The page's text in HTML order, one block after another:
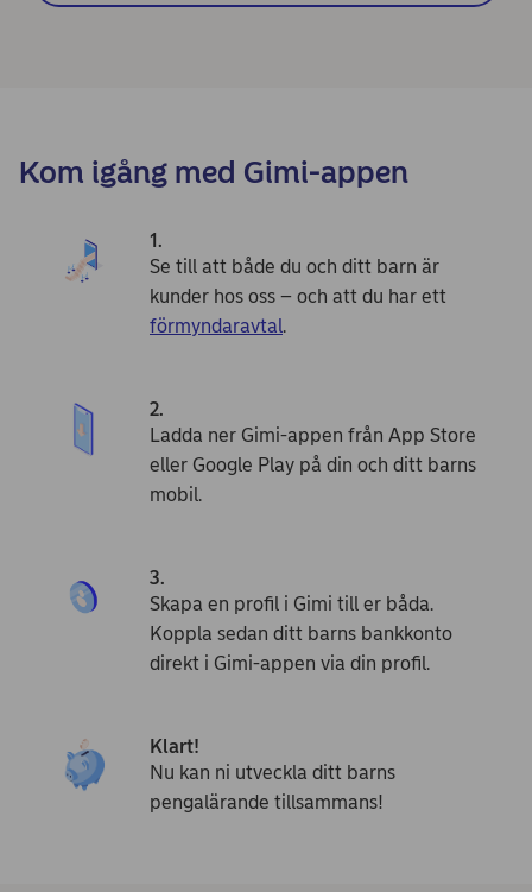
Kom igång med Gimi-appen
1.
Se till att både du och ditt barn är
kunder hos oss – och att du har ett
förmyndaravtal.
2.
Ladda ner Gimi-appen från App Store
eller Google Play på din och ditt barns
mobil.
3.
Skapa en profil i Gimi till er båda.
Koppla sedan ditt barns bankkonto
direkt i Gimi-appen via din profil.
Klart!
Nu kan ni utveckla ditt barns
pengalärande tillsammans!